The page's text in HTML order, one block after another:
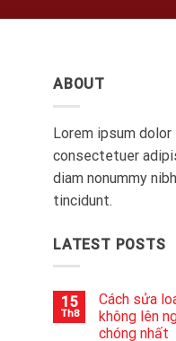
ABOUT
Lorem ipsum
consectetuer
diam nonummy
tincidunt.
LATEST POSTS
15
Th8
Cách sửa
không lên
chóng nhất